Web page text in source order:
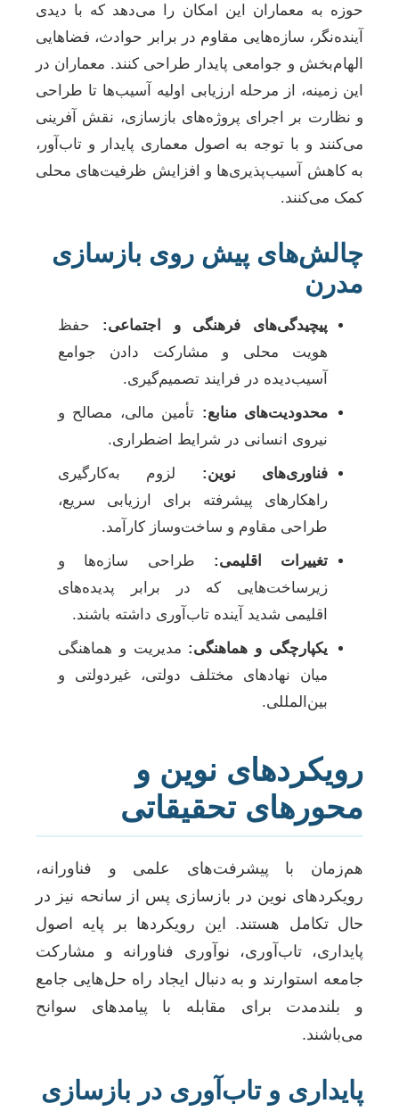
حوزه به معماران این امکان را می‌دهد که با دیدی
آینده‌نگر، سازه‌هایی مقاوم در برابر حوادث، فضاهایی
الهام‌بخش و جوامعی پایدار طراحی کنند. معماران در
این زمینه، از مرحله ارزیابی اولیه آسیب‌ها تا طراحی
و نظارت بر اجرای پروژه‌های بازسازی، نقش آفرینی
می‌کنند و با توجه به اصول معماری پایدار و تاب‌آور،
به کاهش آسیب‌پذیری‌ها و افزایش ظرفیت‌های محلی
کمک می‌کنند.
چالش‌های پیش روی بازسازی
مدرن
پیچیدگی‌های فرهنگی و اجتماعی: حفظ
هویت محلی و مشارکت دادن جوامع
آسیب‌دیده در فرایند تصمیم‌گیری.
محدودیت‌های منابع: تأمین مالی، مصالح و
نیروی انسانی در شرایط اضطراری.
فناوری‌های نوین: لزوم به‌کارگیری
راهکارهای پیشرفته برای ارزیابی سریع،
طراحی مقاوم و ساخت‌وساز کارآمد.
تغییرات اقلیمی: طراحی سازه‌ها و
زیرساخت‌هایی که در برابر پدیده‌های
اقلیمی شدید آینده تاب‌آوری داشته باشند.
یکپارچگی و هماهنگی: مدیریت و هماهنگی
میان نهادهای مختلف دولتی، غیردولتی و
بین‌المللی.
رویکردهای نوین و
محورهای تحقیقاتی
هم‌زمان با پیشرفت‌های علمی و فناورانه،
رویکردهای نوین در بازسازی پس از سانحه نیز در
حال تکامل هستند. این رویکردها بر پایه اصول
پایداری، تاب‌آوری، نوآوری فناورانه و مشارکت
جامعه استوارند و به دنبال ایجاد راه حل‌هایی جامع
و بلندمدت برای مقابله با پیامدهای سوانح
می‌باشند.
پایداری و تاب‌آوری در بازسازی